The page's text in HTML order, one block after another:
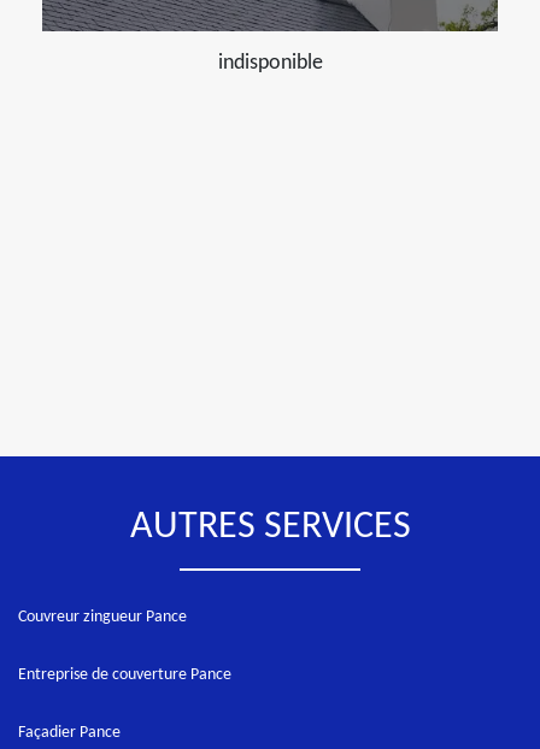
indisponible
AUTRES SERVICES
Couvreur zingueur Pance
Entreprise de couverture Pance
Façadier Pance